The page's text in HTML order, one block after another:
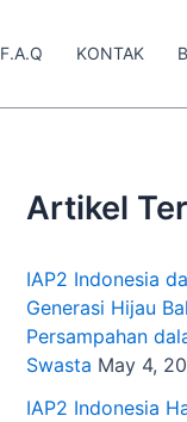
F.A.Q KONTAK
Artikel
IAP2 Indonesia
Generasi Hijau
Persampahan
Swasta May 4,
IAP2 Indonesia